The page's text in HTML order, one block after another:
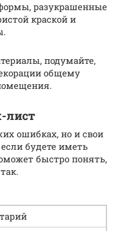
разукрашенные
краской и
подумайте,
общему
лист
ошибках, но и свои
будете иметь
быстро понять,